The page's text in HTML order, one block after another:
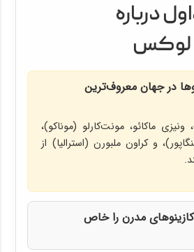
درباره
لوکس
در جهان معروف‌ترین
ماکائو، مونت‌کارلو (موناکو)،
و کراون ملبورن (استرالیا) از
مدرن را خاص